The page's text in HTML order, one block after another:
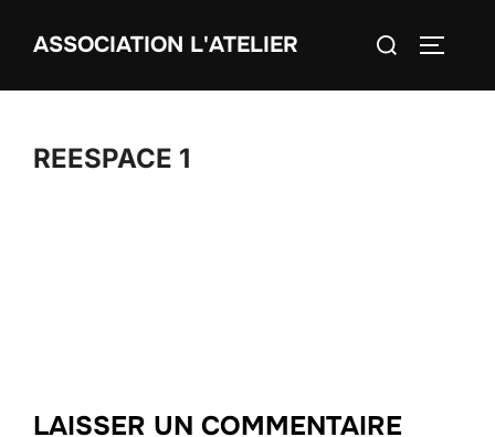
ASSOCIATION L'ATELIER Rechercher :
REESPACE 1
LAISSER UN COMMENTAIRE